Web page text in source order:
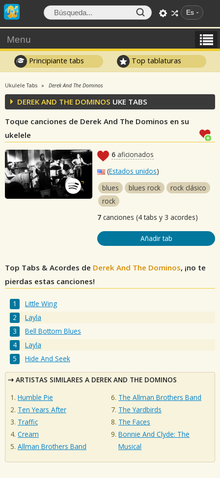
Es
Menu
Principiante tabs Top tablaturas
Ukulele Tabs Derek And The Dominos
DEREK AND THE DOMINOS UKE TABS
Toque canciones de Derek And The Dominos en su
ukelele
6 aficionados
(Estados unidos)
blues
blues rock
rock clásico
rock
7 canciones (4 tabs y 3 acordes)
Añadir tab
Top Tabs & Acordes de Derek And The Dominos, ¡no te
pierdas estas canciones!
Little Wing
Layla
Bell Bottom Blues
Layla
Hide And Seek
ARTISTAS SIMILARES A DEREK AND THE DOMINOS
Humble Pie
Ten Years After
Traffic
Cream
Allman Brothers Band
The Allman Brothers Band
The Yardbirds
The Faces
Bonnie And Clyde: The
Musical